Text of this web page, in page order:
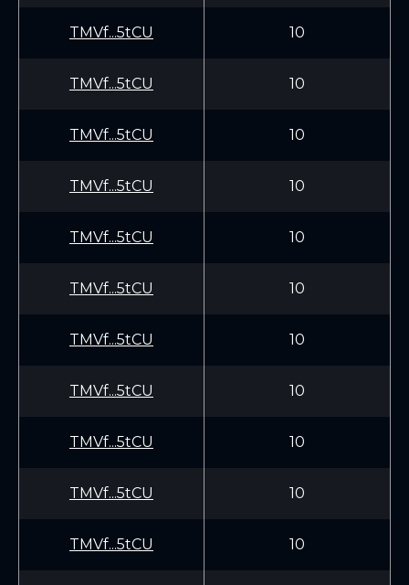
TMVf...5tCU 10
TMVf...5tCU 10
TMVf...5tCU 10
TMVf...5tCU 10
TMVf...5tCU 10
TMVf...5tCU 10
TMVf...5tCU 10
TMVf...5tCU 10
TMVf...5tCU 10
TMVf...5tCU 10
TMVf...5tCU 10